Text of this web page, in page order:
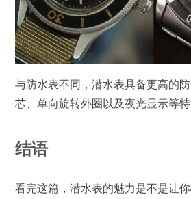
与防水表不同，潜水表具备更高的
芯、单向旋转外圈以及夜光显示等特
结语
看完这篇，潜水表的魅力是不是让